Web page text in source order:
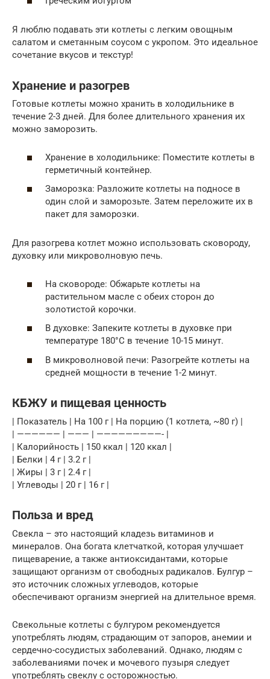
Я люблю подавать эти котлеты с легким овощным
салатом и сметанным соусом с укропом. Это идеальное
сочетание вкусов и текстур!
Хранение и разогрев
Готовые котлеты можно хранить в холодильнике в
течение 2-3 дней. Для более длительного хранения их
можно заморозить.
Хранение в холодильнике: Поместите котлеты в
герметичный контейнер.
Заморозка: Разложите котлеты на подносе в
один слой и заморозьте. Затем переложите их в
пакет для заморозки.
Для разогрева котлет можно использовать сковороду,
духовку или микроволновую печь.
На сковороде: Обжарьте котлеты на
растительном масле с обеих сторон до
золотистой корочки.
В духовке: Запеките котлеты в духовке при
температуре 180°C в течение 10-15 минут.
В микроволновой печи: Разогрейте котлеты на
средней мощности в течение 1-2 минут.
КБЖУ и пищевая ценность
| Показатель | На 100 г | На порцию (1 котлета, ~80 г) |
| —————— | ——— | —————————- |
| Калорийность | 150 ккал | 120 ккал |
| Белки | 4 г | 3.2 г |
| Жиры | 3 г | 2.4 г |
| Углеводы | 20 г | 16 г |
Польза и вред
Свекла – это настоящий кладезь витаминов и
минералов. Она богата клетчаткой, которая улучшает
пищеварение, а также антиоксидантами, которые
защищают организм от свободных радикалов. Булгур –
это источник сложных углеводов, которые
обеспечивают организм энергией на длительное время.
Свекольные котлеты с булгуром рекомендуется
употреблять людям, страдающим от запоров, анемии и
сердечно-сосудистых заболеваний. Однако, людям с
заболеваниями почек и мочевого пузыря следует
употреблять свеклу с осторожностью.